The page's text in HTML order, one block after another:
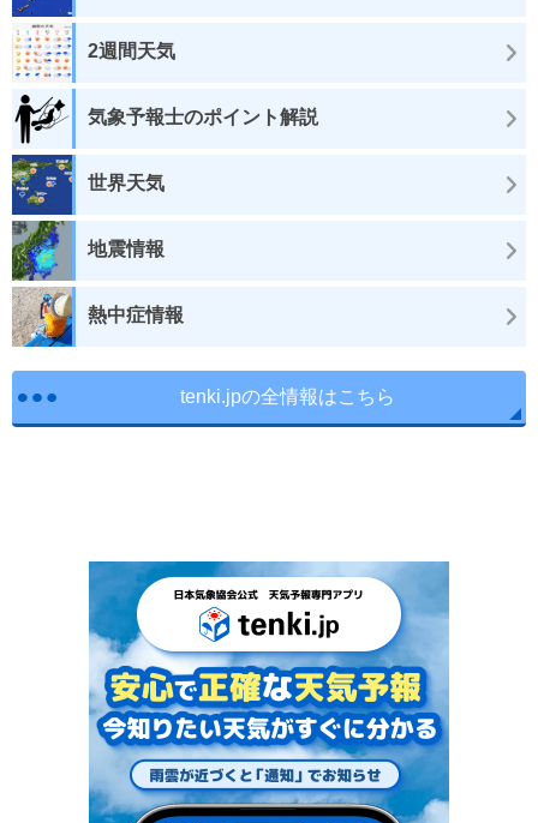
2週間天気
気象予報士のポイント解説
世界天気
地震情報
熱中症情報
tenki.jpの全情報はこちら